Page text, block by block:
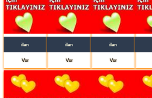
ilan
Ver
ilan
Ver
ilan
Ver